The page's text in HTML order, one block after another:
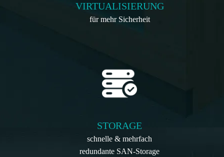
VIRTUALISIERUNG
für mehr Sicherheit
STORAGE
schnelle & mehrfach
redundante SAN-Storage